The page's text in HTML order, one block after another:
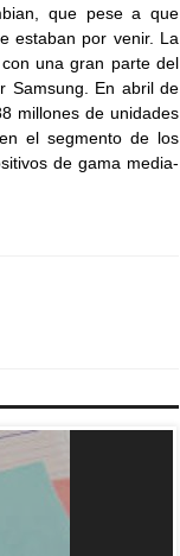
que pese a que
estaban por venir. La
una gran parte del
Samsung. En abril de
millones de unidades
el segmento de los
de gama media-